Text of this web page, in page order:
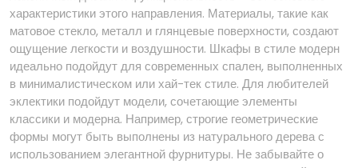
характеристики этого направления. Материалы, такие как
матовое стекло, металл и глянцевые поверхности, создают
ощущение легкости и воздушности. Шкафы в стиле модерн
идеально подойдут для современных спален, выполненных
в минималистическом или хай-тек стиле. Для любителей
эклектики подойдут модели, сочетающие элементы
классики и модерна. Например, строгие геометрические
формы могут быть выполнены из натурального дерева с
использованием элегантной фурнитуры. Не забывайте о